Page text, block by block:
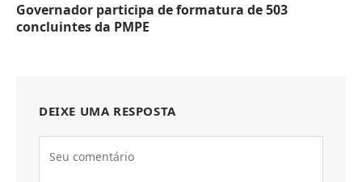
Governador participa de formatura de 503
concluintes da PMPE
DEIXE UMA RESPOSTA